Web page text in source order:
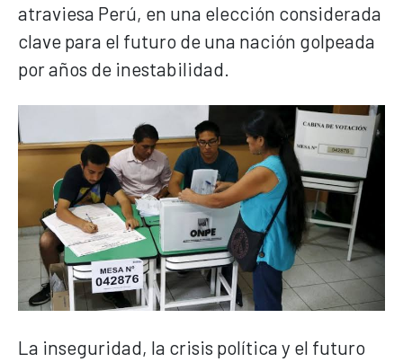
atraviesa Perú, en una elección considerada
clave para el futuro de una nación golpeada
por años de inestabilidad.
La inseguridad, la crisis política y el futuro